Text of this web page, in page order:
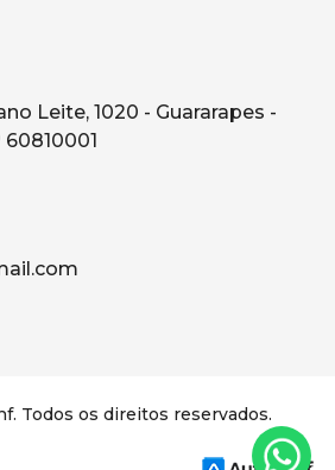
Leite, 1020 - Guararapes -
Todos os direitos reservados.